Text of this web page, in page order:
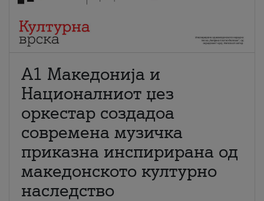
А1 Македонија и
Националниот џез
оркестар создадоа
современа музичка
приказна инспирирана од
македонското културно
наследство